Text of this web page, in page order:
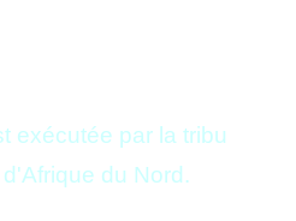
exécutée par la tribu
du Nord.